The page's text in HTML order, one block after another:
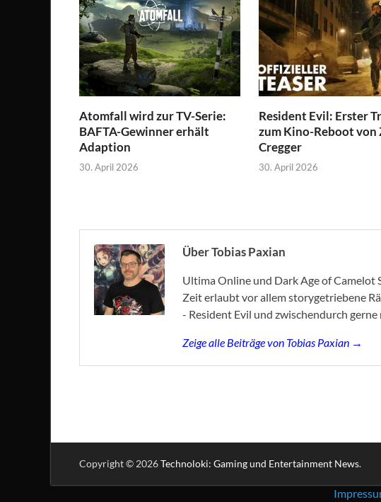
Atomfall wird zur TV-Serie:
BAFTA-Gewinner erhält
Adaption
30. April 2026
Resident Evil: Erster
zum Kino-Reboot von
Cregger
30. April 2026
Über Tobias Paxian
Ultima Online und Dark Age of Camelot
Zeit erlaubt vor allem storygetriebene
- Resident Evil und zwischendurch gerne
Zeige alle Beiträge von Tobias Paxian →
Copyright © 2026Technoloki: Gaming und Entertainment News.